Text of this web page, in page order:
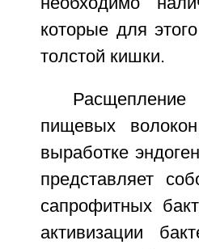
которые для
толстой кишки.
Расщепление
пищевых
выработке
представляет
сапрофитных
активизации